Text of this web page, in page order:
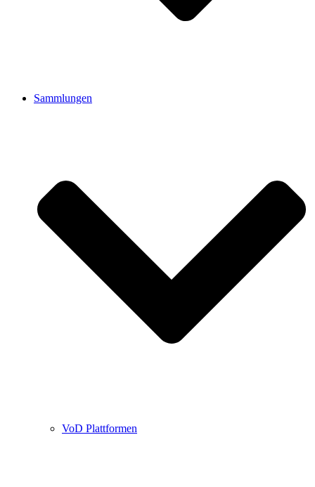
Sammlungen
VoD Plattformen